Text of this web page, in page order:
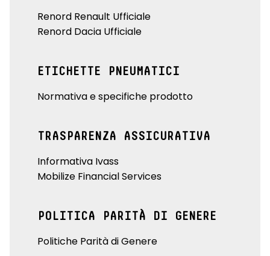
Renord Renault Ufficiale
Renord Dacia Ufficiale
ETICHETTE PNEUMATICI
Normativa e specifiche prodotto
TRASPARENZA ASSICURATIVA
Informativa Ivass
Mobilize Financial Services
POLITICA PARITÀ DI GENERE
Politiche Parità di Genere